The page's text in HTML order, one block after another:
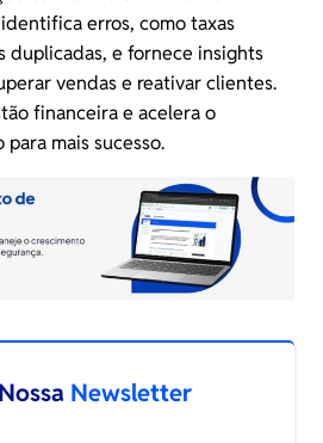
erros, como taxas
duplicadas, e fornece insights
vendas e reativar clientes.
financeira e acelera o
mais sucesso.
Newsletter